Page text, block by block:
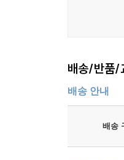
배송/반품/
배송 안내
배송